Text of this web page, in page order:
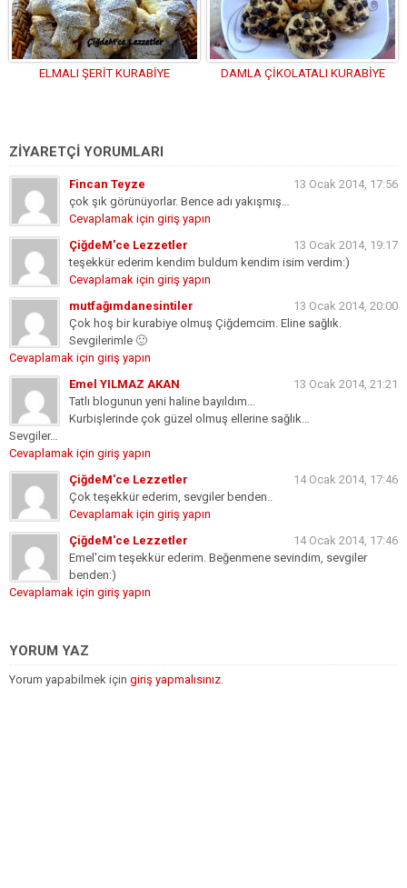
ELMALI ŞERİT KURABİYE DAMLA ÇİKOLATALI KURABİYE
ZİYARETÇİ YORUMLARI
Fincan Teyze
13 Ocak 2014, 17:56
çok şık görünüyorlar. Bence adı yakışmış…
Cevaplamak için giriş yapın
ÇiğdeM'ce Lezzetler
13 Ocak 2014, 19:17
teşekkür ederim kendim buldum kendim isim verdim:)
Cevaplamak için giriş yapın
mutfağımdanesintiler
13 Ocak 2014, 20:00
Çok hoş bir kurabiye olmuş Çiğdemcim. Eline sağlık.
Sevgilerimle 🙂
Cevaplamak için giriş yapın
Emel YILMAZ AKAN
13 Ocak 2014, 21:21
Tatlı blogunun yeni haline bayıldım…
Kurbişlerinde çok güzel olmuş ellerine sağlık…
Sevgiler…
Cevaplamak için giriş yapın
ÇiğdeM'ce Lezzetler
14 Ocak 2014, 17:46
Çok teşekkür ederim, sevgiler benden..
Cevaplamak için giriş yapın
ÇiğdeM'ce Lezzetler
14 Ocak 2014, 17:46
Emel'cim teşekkür ederim. Beğenmene sevindim, sevgiler
benden:)
Cevaplamak için giriş yapın
YORUM YAZ
Yorum yapabilmek için giriş yapmalısınız.